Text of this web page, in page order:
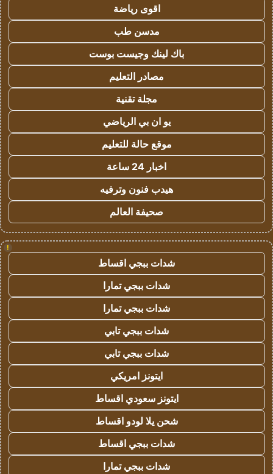
اقوى رياضة
مدسن طب
باك لينك وجيست بوست
مصادر التعليم
مجلة تقنية
يو ان بي الرياضي
موقع حالة للتعليم
اخبار 24 ساعة
هيدب فنون وترفيه
صحيفة العالم
!
شدات ببجي اقساط
شدات ببجي تمارا
شدات ببجي تمارا
شدات ببجي تابي
شدات ببجي تابي
ايتونز امريكي
ايتونز سعودي اقساط
شحن يلا لودو اقساط
شدات ببجي اقساط
شدات ببجي تمارا